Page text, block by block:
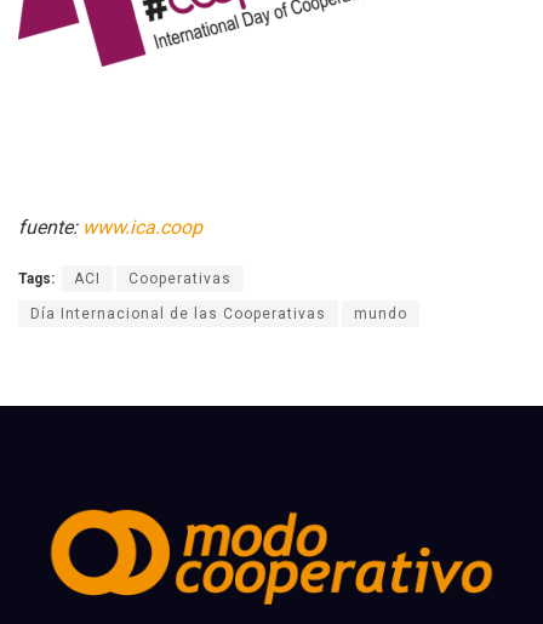
fuente: www.ica.coop
Tags: ACI Cooperativas
Día Internacional de las Cooperativas mundo